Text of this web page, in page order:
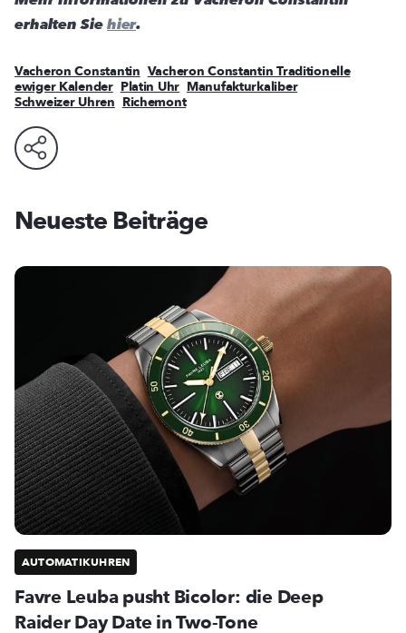
erhalten Siehier.
Vacheron Constantin Vacheron Constantin Traditionelle
ewiger Kalender Platin Uhr Manufakturkaliber
Schweizer Uhren Richemont
Neueste Beiträge
AUTOMATIKUHREN
Favre Leuba pusht Bicolor: die Deep
Raider Day Date in Two-Tone